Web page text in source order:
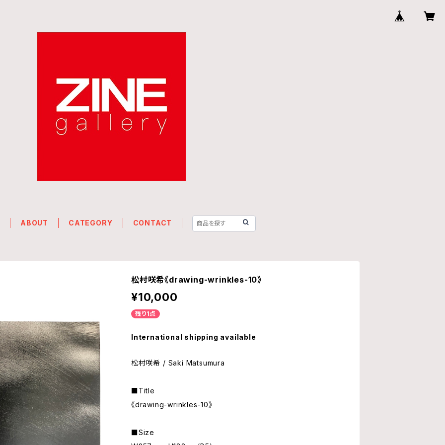
ABOUT CATEGORY CONTACT
松村咲希《drawing-wrinkles-10》
¥10,000
残り1点
International shipping available
松村咲希 / Saki Matsumura
■Title
《drawing-wrinkles-10》
■Size